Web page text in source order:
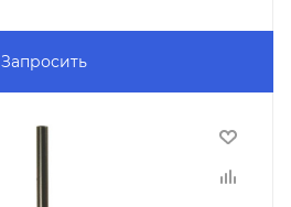
Запросить